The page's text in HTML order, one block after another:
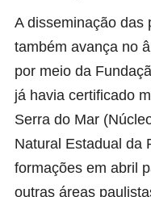
A disseminação das
também avança no
por meio da
já havia certificado
Serra do Mar
Natural Estadual da
formações em abril
outras áreas